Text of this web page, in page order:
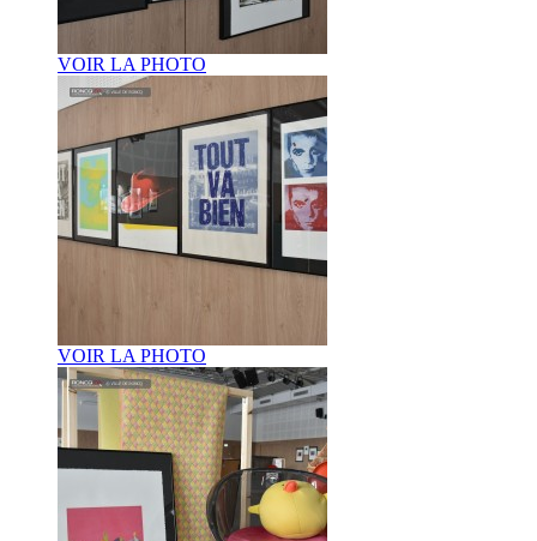
VOIR LA PHOTO
VOIR LA PHOTO